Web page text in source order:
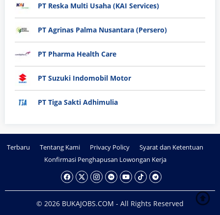
PT Reska Multi Usaha (KAI Services)
PT Agrinas Palma Nusantara (Persero)
PT Pharma Health Care
PT Suzuki Indomobil Motor
PT Tiga Sakti Adhimulia
Terbaru Tentang Kami Privacy Policy
Syarat dan Ketentuan
Konfirmasi Penghapusan Lowongan Kerja
© 2026 BUKAJOBS.COM - All Rights Reserved